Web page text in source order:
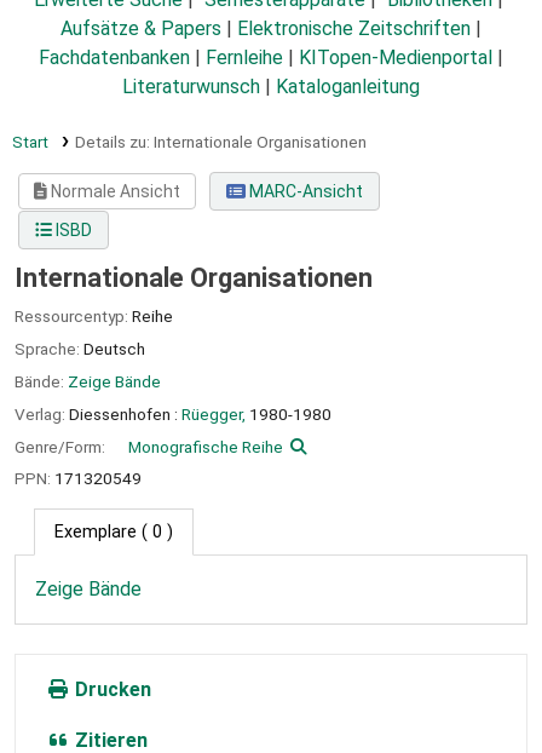
Aufsätze & Papers
Elektronische Zeitschriften
Fachdatenbanken
Fernleihe KITopen-Medienportal
Literaturwunsch
Kataloganleitung
Start Details zu: Internationale Organisationen
Normale Ansicht
MARC-Ansicht
ISBD
Internationale Organisationen
Ressourcentyp: Reihe
Sprache: Deutsch
Bände: Zeige Bände
Verlag: Diessenhofen : Rüegger, 1980-1980
Genre/Form:
Monografische Reihe
PPN: 171320549
Exemplare ( 0 )
Zeige Bände
Drucken
Zitieren